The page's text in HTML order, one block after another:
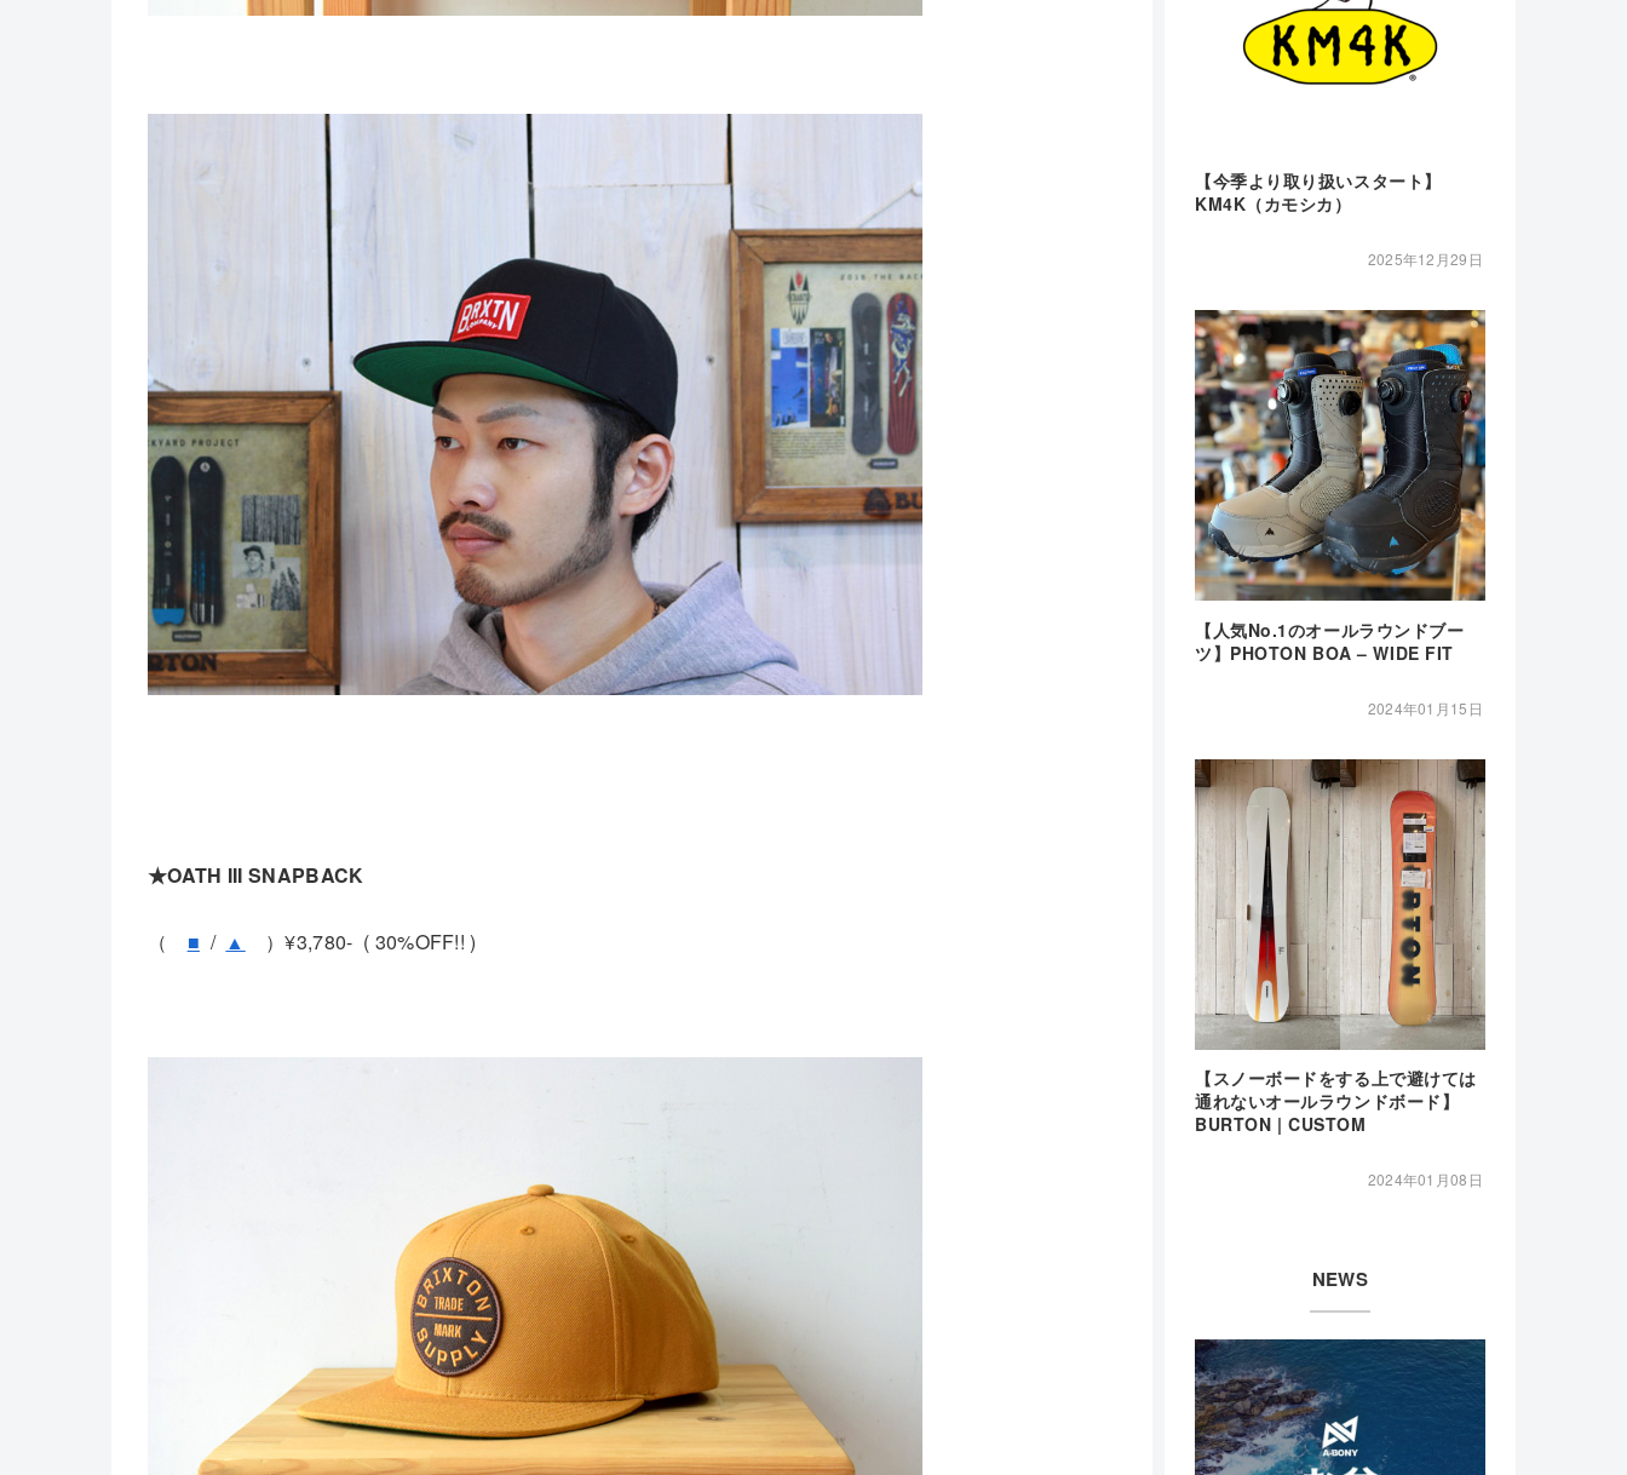
★OATH III SNAPBACK
（ ■ / ▲ ）¥3,780- ( 30%OFF!! )
【今季より取り扱いスタート】
KM4K（カモシカ）
2025年12月29日
【人気No.1のオールラウンドブー
ツ】PHOTON BOA – WIDE FIT
2024年01月15日
【スノーボードをする上で避けては
通れないオールラウンドボード】
BURTON | CUSTOM
2024年01月08日
NEWS